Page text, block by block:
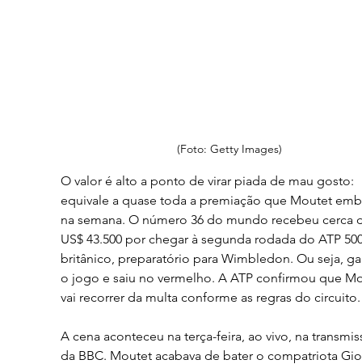
(Foto: Getty Images)
O valor é alto a ponto de virar piada de mau gosto:
equivale a quase toda a premiação que Moutet
na semana. O número 36 do mundo recebeu cerca
US$ 43.500 por chegar à segunda rodada do ATP
britânico, preparatório para Wimbledon. Ou seja,
o jogo e saiu no vermelho. A ATP confirmou que
vai recorrer da multa conforme as regras do circuito.
A cena aconteceu na terça-feira, ao vivo, na
da BBC. Moutet acabava de bater o compatriota